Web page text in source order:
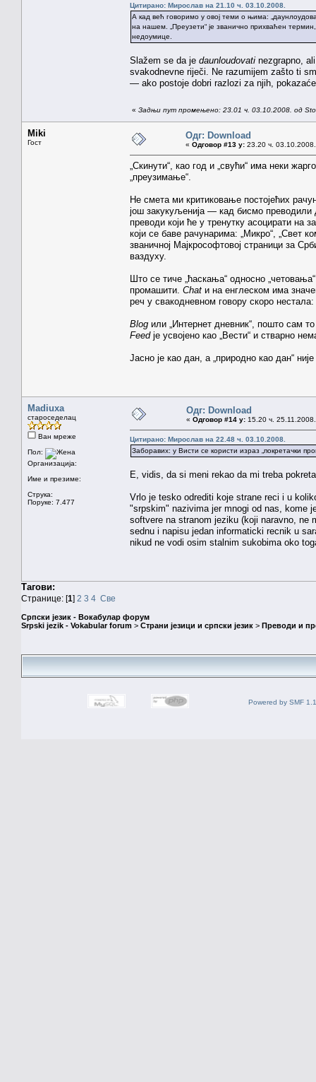
Цитирано: Мирослав на 21.10 ч. 03.10.2008.
А кад већ говоримо у овој теми о њима:
на нашем. „Преузети“ је званично прихваћен
недоумице.
Slažem se da je daunloudovati nezgrapno,
svakodnevne riječi. Ne razumijem zašto ti
— ako postoje dobri razlozi za njih,
« Задњи пут промењено: 23.01 ч. 03.10.2008. од
Miki
Гост
Одг: Download
« Одговор #13 у: 23.20 ч.
„Скинути“, као год и „свући“ има неки
„преузимање“.
Не смета ми критиковање постојећих
још закукуљенија — кад бисмо преводили
преводи који ће у тренутку асоцирати на
који се баве рачунарима: „Микро“, „Свет
званичној Мајкрософтовој страници за
ваздуху.
Што се тиче „ћаскања“ односно
промашити. Chat и на енглеском има
реч у свакодневном говору скоро
Blog или „Интернет дневник“, пошто сам
Feedје усвојено као „Вести“ и стварно
Јасно је као дан, а „природно као дан“
Madiuxa
староседелац
Ван мреже
Пол:
Организација:
Име и презиме:
Струка:
Поруке: 7.477
Одг: Download
« Одговор #14 у: 15.20 ч.
Цитирано: Мирослав на 22.48 ч. 03.10.2008.
Заборавих: у Висти се користи израз „покретачки
E, vidis, da si meni rekao da mi treba
Vrlo je tesko odrediti koje strane reci i u
"srpskim" nazivima jer mnogi od nas, kome
softvere na stranom jeziku (koji naravno, ne
sednu i napisu jedan informaticki recnik u
nikud ne vodi osim stalnim sukobima oko
Тагови:
Странице: [1] 2 3 4 Све
Српски језик - Вокабулар форум
Srpski jezik - Vokabular forum > Страни језици и српски језик > Преводи и
Powered by SMF